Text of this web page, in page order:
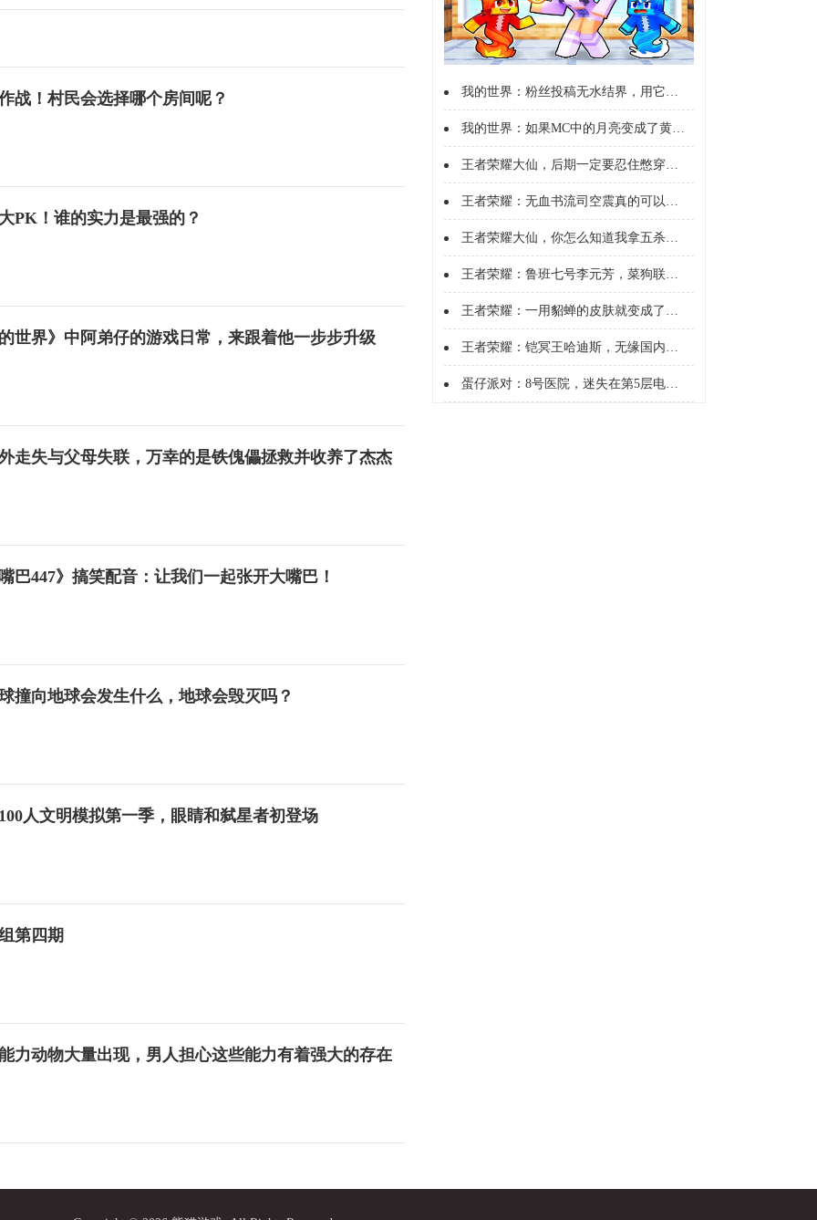
战！村民会选择哪个房间呢？
PK！谁的实力是最强的？
世界》中阿弟仔的游戏日常，来跟着他一步步升级
走失与父母失联，万幸的是铁傀儡拯救并收养了杰杰
巴447》搞笑配音：让我们一起张开大嘴巴！
撞向地球会发生什么，地球会毁灭吗？
人文明模拟第一季，眼睛和弑星者初登场
第四期
力动物大量出现，男人担心这些能力有着强大的存在
我的世界：粉丝投稿无水结界，用它爆改海洋樱花房！
我的世界：如果MC中的月亮变成了黄色，请尽快退出游戏！
王者荣耀大仙，后期一定要忍住憋穿甲，想C就得这么来明白了吗？
王者荣耀：无血书流司空震真的可以这样玩？
王者荣耀大仙，你怎么知道我拿五杀了，看我一手小乔，爆炸输出，五杀到手
王者荣耀：鲁班七号李元芳，菜狗联动新皮肤，也太可爱了吧
王者荣耀：一用貂蝉的皮肤就变成了这个样子
王者荣耀：铠冥王哈迪斯，无缘国内服，孙策泡到下个月
蛋仔派对：8号医院，迷失在第5层电梯，遭遇柯南黑衣人